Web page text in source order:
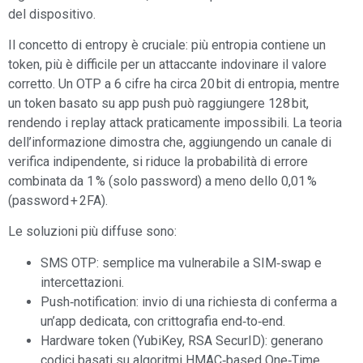
del dispositivo.
Il concetto di entropy è cruciale: più entropia contiene un
token, più è difficile per un attaccante indovinare il valore
corretto. Un OTP a 6 cifre ha circa 20 bit di entropia, mentre
un token basato su app push può raggiungere 128 bit,
rendendo i replay attack praticamente impossibili. La teoria
dell’informazione dimostra che, aggiungendo un canale di
verifica indipendente, si riduce la probabilità di errore
combinata da 1 % (solo password) a meno dello 0,01 %
(password + 2FA).
Le soluzioni più diffuse sono:
SMS OTP: semplice ma vulnerabile a SIM‑swap e
intercettazioni.
Push‑notification: invio di una richiesta di conferma a
un’app dedicata, con crittografia end‑to‑end.
Hardware token (YubiKey, RSA SecurID): generano
codici basati su algoritmi HMAC‑based One‑Time